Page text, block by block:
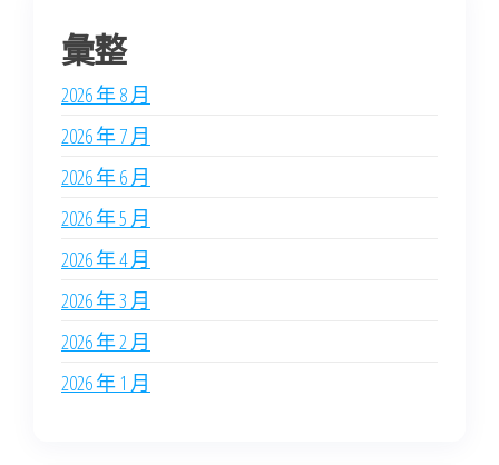
彙整
2026 年 8 月
2026 年 7 月
2026 年 6 月
2026 年 5 月
2026 年 4 月
2026 年 3 月
2026 年 2 月
2026 年 1 月